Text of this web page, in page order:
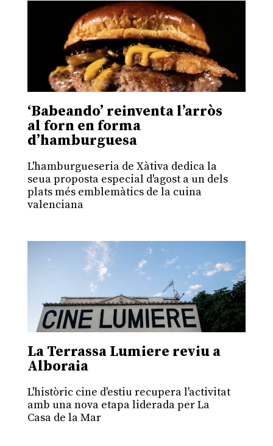
‘Babeando’ reinventa l’arròs
al forn en forma
d’hamburguesa
L'hamburgueseria de Xàtiva dedica la
seua proposta especial d'agost a un dels
plats més emblemàtics de la cuina
valenciana
La Terrassa Lumiere reviu a
Alboraia
L'històric cine d'estiu recupera l'activitat
amb una nova etapa liderada per La
Casa de la Mar